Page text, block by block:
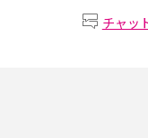
チャッ